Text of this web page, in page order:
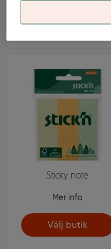
Välj butik
Sticky note
Mer info
Välj butik